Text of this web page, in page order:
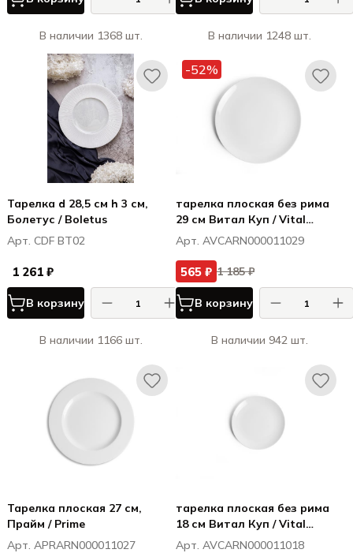
В наличии 1368 шт. В наличии 1248 шт.
Тарелка d 28,5 см h 3 см,
Болетус / Boletus
Арт. CDF BT02
1 261 ₽
В корзину
В наличии 1166 шт.
-52%
тарелка плоская без рима
29 см Витал Куп / Vital
Coupe
Арт. AVCARN000011029
565 ₽ 1 185 ₽
В корзину
В наличии 942 шт.
Тарелка плоская 27 см,
Прайм / Prime
Арт. APRARN000011027
тарелка плоская без рима
18 см Витал Куп / Vital
Coupe
Арт. AVCARN000011018